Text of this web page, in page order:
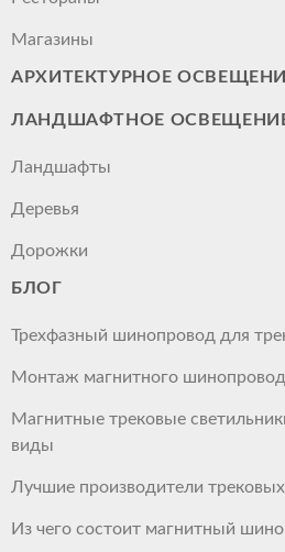
Магазины
АРХИТЕКТУРНОЕ
ЛАНДШАФТНОЕ
Ландшафты
Деревья
Дорожки
БЛОГ
Трехфазный шинопровод для
Монтаж магнитного
Магнитные трековые
виды
Лучшие производители
Из чего состоит магнитный